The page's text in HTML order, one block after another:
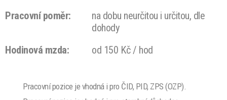
Pracovní poměr:
na dobu neurčitou i určitou, dle
dohody
Hodinová mzda:
od 150 Kč / hod
Pracovní pozice je vhodná i pro ČID, PID, ZPS (OZP).